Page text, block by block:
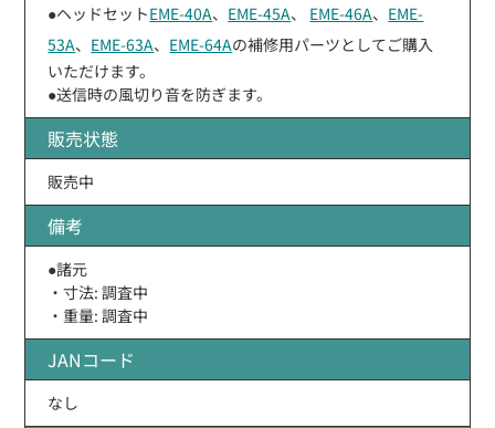
●ヘッドセットEME-40A、 EME-45A、 EME-46A、 EME-
53A、 EME-63A、 EME-64Aの補修用パーツとしてご購入
いただけます。
●送信時の風切り音を防ぎます。
販売状態
販売中
備考
●諸元
・寸法: 調査中
・重量: 調査中
JANコード
なし